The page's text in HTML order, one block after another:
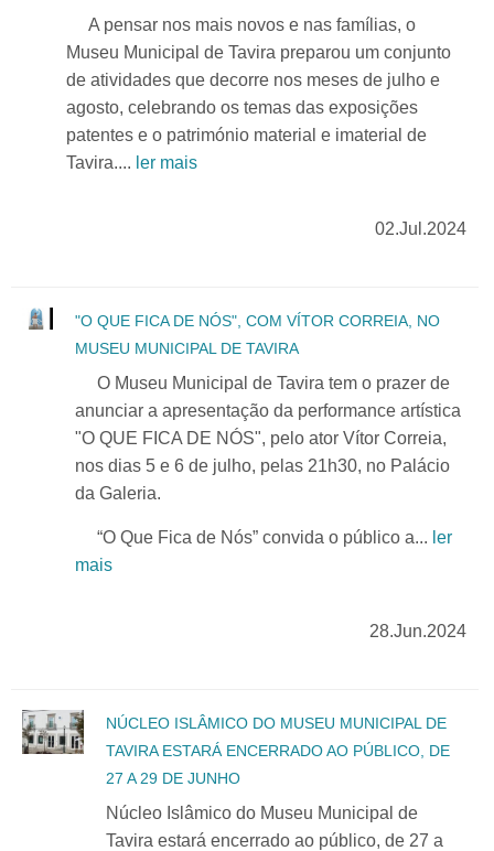
A pensar nos mais novos e nas famílias, o
Museu Municipal de Tavira preparou um conjunto
de atividades que decorre nos meses de julho e
agosto, celebrando os temas das exposições
patentes e o património material e imaterial de
Tavira.... ler mais
02.Jul.2024
"O QUE FICA DE NÓS", COM VÍTOR CORREIA, NO
MUSEU MUNICIPAL DE TAVIRA
O Museu Municipal de Tavira tem o prazer de
anunciar a apresentação da performance artística
"O QUE FICA DE NÓS", pelo ator Vítor Correia,
nos dias 5 e 6 de julho, pelas 21h30, no Palácio
da Galeria.
“O Que Fica de Nós” convida o público a... ler
mais
28.Jun.2024
NÚCLEO ISLÂMICO DO MUSEU MUNICIPAL DE
TAVIRA ESTARÁ ENCERRADO AO PÚBLICO, DE
27 A 29 DE JUNHO
Núcleo Islâmico do Museu Municipal de
Tavira estará encerrado ao público, de 27 a